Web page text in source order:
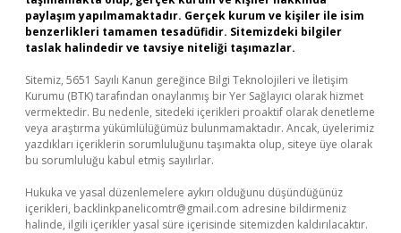
paylaşım yapılmamaktadır. Gerçek kurum ve kişiler ile isim
benzerlikleri tamamen tesadüfidir. Sitemizdeki bilgiler
taslak halindedir ve tavsiye niteliği taşımazlar.
Sitemiz, 5651 Sayılı Kanun gereğince Bilgi Teknolojileri ve İletişim
Kurumu (BTK) tarafından onaylanmış bir Yer Sağlayıcı olarak hizmet
vermektedir. Bu nedenle, sitedeki içerikleri proaktif olarak denetleme
veya araştırma yükümlülüğümüz bulunmamaktadır. Ancak, üyelerimiz
yazdıkları içeriklerin sorumluluğunu taşımakta olup, siteye üye olarak
bu sorumluluğu kabul etmiş sayılırlar.
Hukuka ve yasal düzenlemelere aykırı olduğunu düşündüğünüz
içerikleri, backlinkpanelicomtr@gmail.com adresine bildirmeniz
halinde, ilgili içerikler yasal süre içerisinde sitemizden kaldırılacaktır.